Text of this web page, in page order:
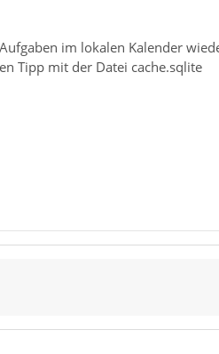
im lokalen Kalender
Tipp mit der Datei cache.sqlite